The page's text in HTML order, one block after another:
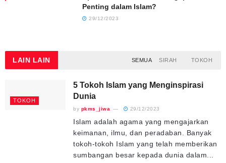
Penting dalam Islam?
29/12/2023
LAIN LAIN SEMUA SIRAH TOKOH
TOKOH
5 Tokoh Islam yang Menginspirasi
Dunia
by pkms_jiwa 29/12/2023
Islam adalah agama yang mengajarkan
keimanan, ilmu, dan peradaban. Banyak
tokoh-tokoh Islam yang telah memberikan
sumbangan besar kepada dunia dalam...